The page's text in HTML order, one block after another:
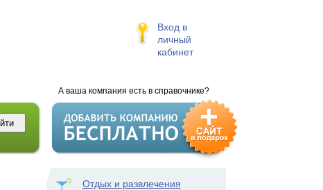
Вход в
личный
кабинет
А ваша компания есть в справочнике?
Отдых и развлечения